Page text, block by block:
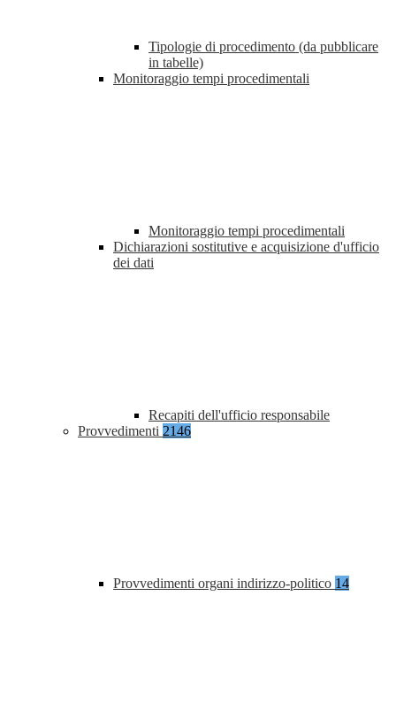
Tipologie di procedimento (da pubblicare
in tabelle)
Monitoraggio tempi procedimentali
Monitoraggio tempi procedimentali
Dichiarazioni sostitutive e acquisizione d'ufficio
dei dati
Recapiti dell'ufficio responsabile
Provvedimenti 2146
Provvedimenti organi indirizzo-politico 14